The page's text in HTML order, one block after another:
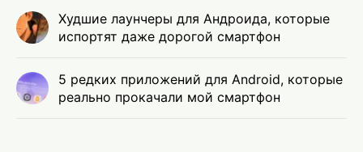
Худшие лаунчеры для Андроида, которые
испортят даже дорогой смартфон
5 редких приложений для Android, которые
реально прокачали мой смартфон